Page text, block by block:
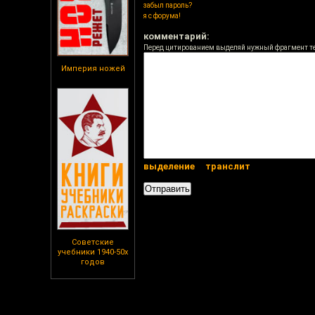
Империя ножей
Советские
учебники 1940-50х
годов
забыл пароль?
я с форума!
комментарий:
Перед цитированием выделяй нужный фрагмент
выделение транслит